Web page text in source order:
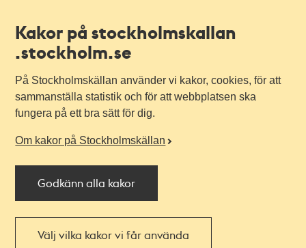
Kakor på stockholmskallan
.stockholm.se
På Stockholmskällan använder vi kakor, cookies, för att
sammanställa statistik och för att webbplatsen ska
fungera på ett bra sätt för dig.
Om kakor på Stockholmskällan
Godkänn alla kakor
Välj vilka kakor vi får använda